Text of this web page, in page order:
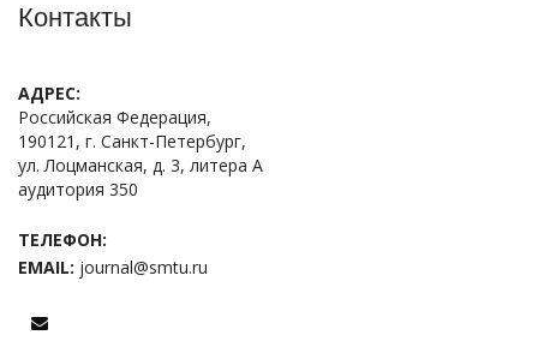
Контакты
АДРЕС:
Российская Федерация,
190121, г. Санкт-Петербург,
ул. Лоцманская, д. 3, литера А
аудитория 350
ТЕЛЕФОН:
EMAIL: journal@smtu.ru